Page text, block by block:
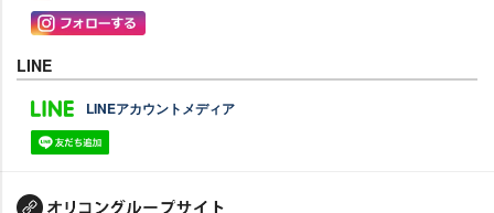
LINE
LINEアカウントメディア